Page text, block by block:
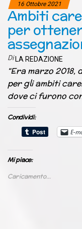
16 Ottobre 2021
Ambiti
per
Di LA REDAZIONE
“Era marzo
per gli ambiti
dove ci furono
Condividi:
E-
Mi piace:
Caricamento...